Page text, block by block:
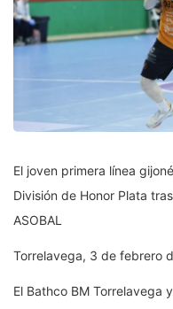
El joven primera línea
División de Honor Plata
ASOBAL
Torrelavega, 3 de febrero
El Bathco BM Torrelavega